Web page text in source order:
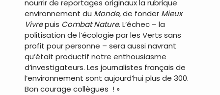
nourrir de reportages originaux la rubrique
environnement du Monde, de fonder Mieux
Vivrepuis Combat Nature. L’échec – la
politisation de l’écologie par les Verts sans
profit pour personne – sera aussi navrant
qu’était productif notre enthousiasme
d’investigateurs. Les journalistes français de
l’environnement sont aujourd’hui plus de 300.
Bon courage collègues ! »